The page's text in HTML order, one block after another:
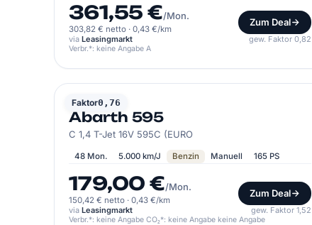
361,55 €/Mon.
303,82 € netto · 0,43 €/km
Zum Deal
via Leasingmarkt gew. Faktor 0,82
Verbr.*: keine Angabe A
Faktor0,76
ABARTH
Abarth 595
C 1,4 T-Jet 16V 595C (EURO
48 Mon. 5.000 km/J Benzin Manuell 165 PS
179,00 €/Mon.
150,42 € netto · 0,43 €/km
Zum Deal
via Leasingmarkt gew. Faktor 1,52
Verbr.*: keine Angabe CO₂*: keine Angabe keine Angabe